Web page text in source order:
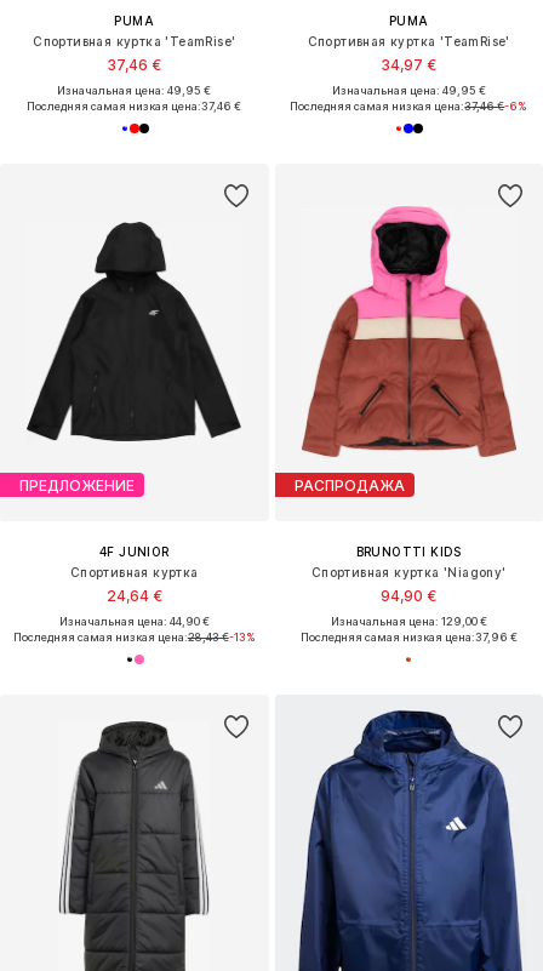
PUMA
Спортивная куртка 'TeamRise'
37,46 €
Изначальная цена: 49,95 €
Последняя самая низкая цена:37,46 €
PUMA
Спортивная куртка 'TeamRise'
34,97 €
Изначальная цена: 49,95 €
Последняя самая низкая цена:37,46 €-6%
ПРЕДЛОЖЕНИЕ
4F JUNIOR
Спортивная куртка
24,64 €
Изначальная цена: 44,90 €
Последняя самая низкая цена:28,43 €-13%
РАСПРОДАЖА
BRUNOTTI KIDS
Спортивная куртка 'Niagony'
94,90 €
Изначальная цена: 129,00 €
Последняя самая низкая цена:37,96 €